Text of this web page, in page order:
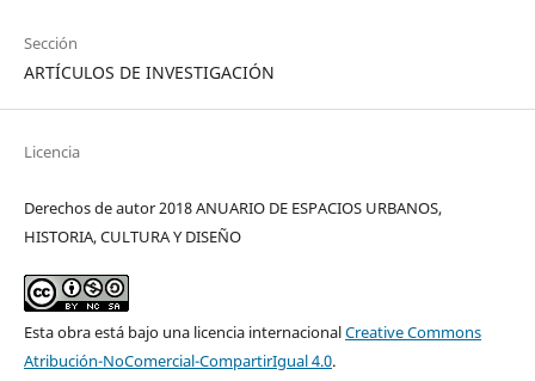
Sección
ARTÍCULOS DE INVESTIGACIÓN
Licencia
Derechos de autor 2018 ANUARIO DE ESPACIOS URBANOS,
HISTORIA, CULTURA Y DISEÑO
Esta obra está bajo una licencia internacionalCreative Commons
Atribución-NoComercial-CompartirIgual 4.0.